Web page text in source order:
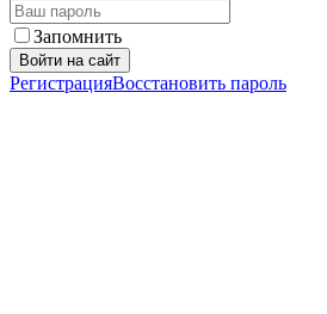
Запомнить
Войти на сайт
РегистрацияВосстановить пароль